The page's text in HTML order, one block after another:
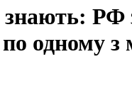
РФ
по одному